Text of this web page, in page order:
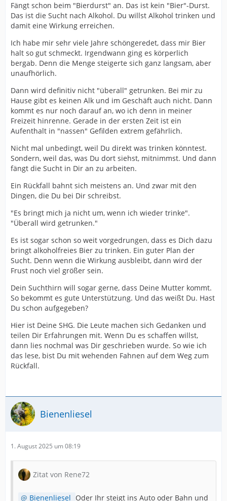
Fängt schon beim "Bierdurst" an. Das ist kein "Bier"-Durst.
Das ist die Sucht nach Alkohol. Du willst Alkohol trinken und
damit eine Wirkung erreichen.
Ich habe mir sehr viele Jahre schöngeredet, dass mir Bier
halt so gut schmeckt. Irgendwann ging es körperlich
bergab. Denn die Menge steigerte sich ganz langsam, aber
unaufhörlich.
Dann wird definitiv nicht "überall" getrunken. Bei mir zu
Hause gibt es keinen Alk und im Geschäft auch nicht. Dann
kommt es nur noch darauf an, wo ich denn in meiner
Freizeit hinrenne. Gerade in der ersten Zeit ist ein
Aufenthalt in "nassen" Gefilden extrem gefährlich.
Nicht mal unbedingt, weil Du direkt was trinken könntest.
Sondern, weil das, was Du dort siehst, mitnimmst. Und dann
fängt die Sucht in Dir an zu arbeiten.
Ein Rückfall bahnt sich meistens an. Und zwar mit den
Dingen, die Du bei Dir schreibst.
"Es bringt mich ja nicht um, wenn ich wieder trinke".
"Überall wird getrunken."
Es ist sogar schon so weit vorgedrungen, dass es Dich dazu
bringt alkoholfreies Bier zu trinken. Ein guter Plan der
Sucht. Denn wenn die Wirkung ausbleibt, dann wird der
Frust noch viel größer sein.
Dein Suchthirn will sogar gerne, dass Deine Mutter kommt.
So bekommt es gute Unterstützung. Und das weißt Du. Hast
Du schon aufgegeben?
Hier ist Deine SHG. Die Leute machen sich Gedanken und
teilen Dir Erfahrungen mit. Wenn Du es schaffen willst,
dann lies nochmal was Dir geschrieben wurde. So wie ich
das lese, bist Du mit wehenden Fahnen auf dem Weg zum
Rückfall.
Bienenliesel
1. August 2025 um 08:19
Zitat von Rene72
Bienenliesel Oder Ihr steigt ins Auto oder Bahn und